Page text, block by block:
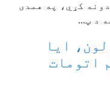
کړي، په همدی
د پ...
ایا
اتومات